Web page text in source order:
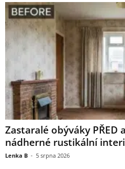
Zastaralé obýváky PŘED
nádherné rustikální
Lenka B - 5 srpna 2026